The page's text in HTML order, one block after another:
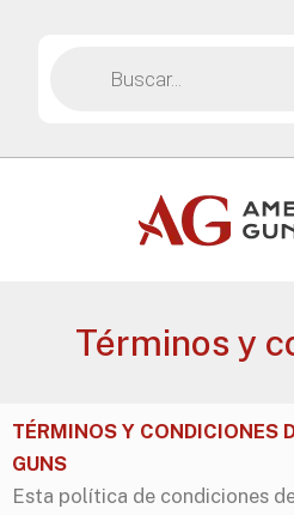
productos
Términos y
TÉRMINOS Y CONDICIONES
GUNS
Esta política de condiciones